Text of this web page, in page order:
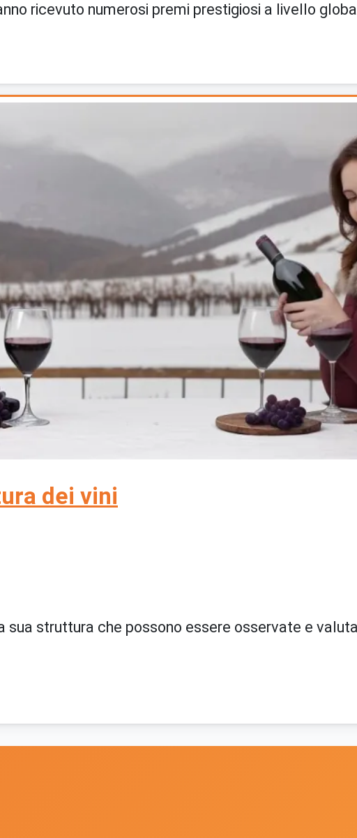
ricevuto numerosi premi prestigiosi a livello
dei vini
sua struttura che possono essere osservate e